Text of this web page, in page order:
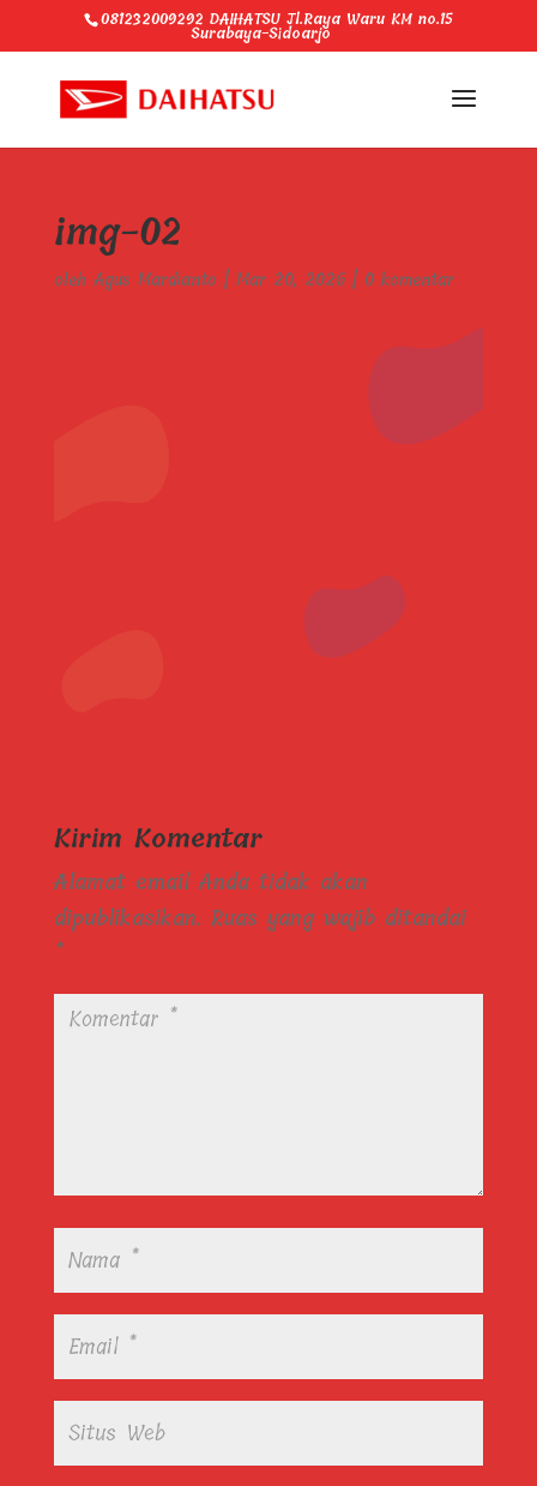
081232009292 DAIHATSU Jl.Raya Waru KM no.15
Surabaya-Sidoarjo
img-02
oleh Agus Mardianto | Mar 20, 2026| 0 komentar
Kirim Komentar
Alamat email Anda tidak akan
dipublikasikan. Ruas yang wajib ditandai
*